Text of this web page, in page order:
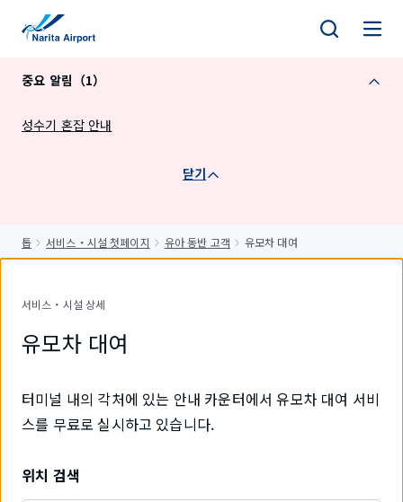
중요 알림（1）
성수기 혼잡 안내
닫기
톱 서비스・시설 첫페이지 유아 동반 고객 유모차 대여
서비스・시설 상세
유모차 대여
터미널 내의 각처에 있는 안내 카운터에서 유모차 대여 서비
스를 무료로 실시하고 있습니다.
위치 검색